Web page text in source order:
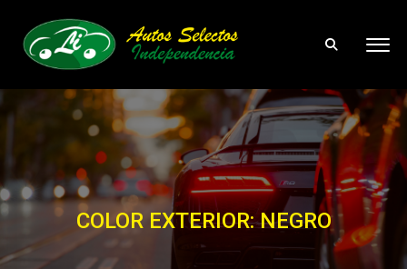
COLOR EXTERIOR: NEGRO